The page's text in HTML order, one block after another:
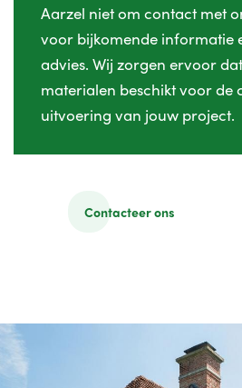
Aarzel niet om contact met
voor bijkomende informatie
advies. Wij zorgen ervoor
materialen beschikt voor de
uitvoering van jouw project.
Contacteer ons